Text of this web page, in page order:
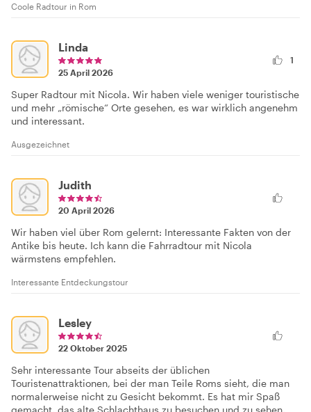
Coole Radtour in Rom
Linda
25 April 2026
1
Super Radtour mit Nicola. Wir haben viele weniger touristische
und mehr „römische“ Orte gesehen, es war wirklich angenehm
und interessant.
Ausgezeichnet
Judith
20 April 2026
Wir haben viel über Rom gelernt: Interessante Fakten von der
Antike bis heute. Ich kann die Fahrradtour mit Nicola
wärmstens empfehlen.
Interessante Entdeckungstour
Lesley
22 Oktober 2025
Sehr interessante Tour abseits der üblichen
Touristenattraktionen, bei der man Teile Roms sieht, die man
normalerweise nicht zu Gesicht bekommt. Es hat mir Spaß
gemacht, das alte Schlachthaus zu besuchen und zu sehen,